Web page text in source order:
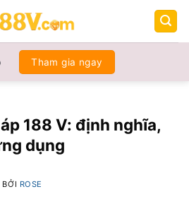
Tham gia ngay
188 V: định nghĩa,
dụng
BỞI ROSE